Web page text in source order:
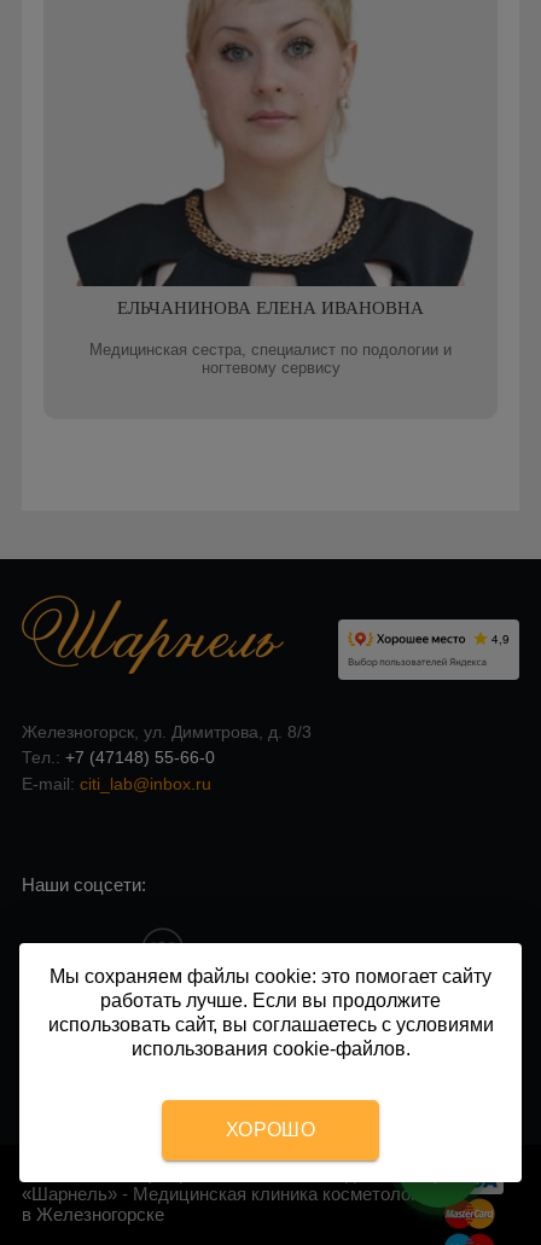
ЕЛЬЧАНИНОВА ЕЛЕНА ИВАНОВНА
Медицинская сестра, специалист по подологии и
ногтевому сервису
Железногорск, ул. Димитрова, д. 8/3
Тел.: +7 (47148) 55-66-0
E-mail: citi_lab@inbox.ru
Наши соцсети:
Напишите нам в чат:
«Шарнель» - Медицинская клиника косметологии
в Железногорске
Мы сохраняем файлы cookie: это помогает сайту
работать лучше. Если вы продолжите
использовать сайт, вы соглашаетесь с условиями
использования cookie-файлов.
ХОРОШО